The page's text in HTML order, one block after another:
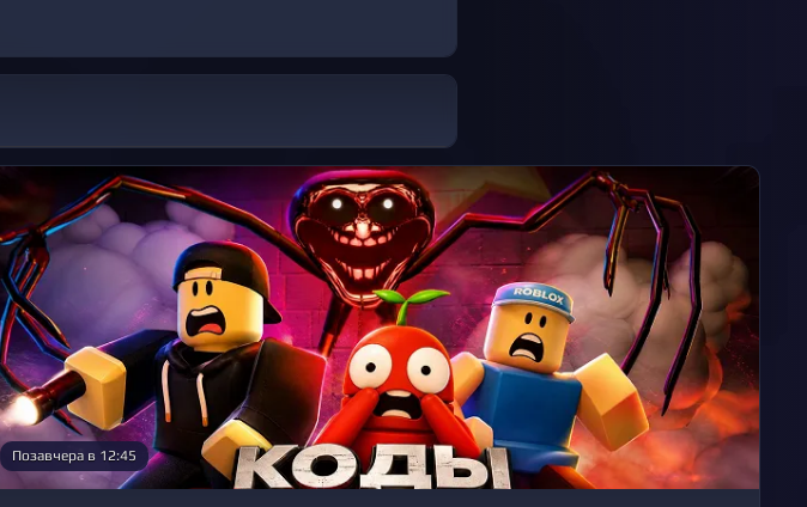
Содержание
В начало
Позавчера в 12:45